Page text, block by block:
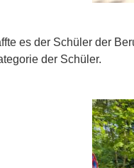
es der Schüler der
der Schüler.